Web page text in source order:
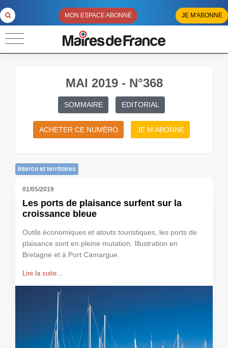
MON ESPACE ABONNÉ JE M'ABONNE
MAI 2019 - N°368
SOMMAIRE EDITORIAL
ACHETER CE NUMÉRO JE M'ABONNE
Interco et territoires
01/05/2019
Les ports de plaisance surfent sur la
croissance bleue
Outils économiques et atouts touristiques, les ports de
plaisance sont en pleine mutation. Illustration en
Bretagne et à Port Camargue.
Lire la suite...